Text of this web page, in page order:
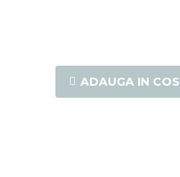
 ADAUGA IN COS